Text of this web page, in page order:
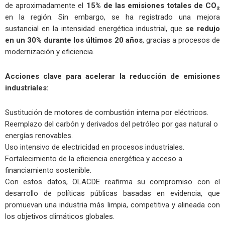
de aproximadamente el 15% de las emisiones totales de CO₂
en la región. Sin embargo, se ha registrado una mejora
sustancial en la intensidad energética industrial, que se redujo
en un 30% durante los últimos 20 años, gracias a procesos de
modernización y eficiencia.
Acciones clave para acelerar la reducción de emisiones
industriales:
Sustitución de motores de combustión interna por eléctricos.
Reemplazo del carbón y derivados del petróleo por gas natural o
energías renovables.
Uso intensivo de electricidad en procesos industriales.
Fortalecimiento de la eficiencia energética y acceso a
financiamiento sostenible.
Con estos datos, OLACDE reafirma su compromiso con el
desarrollo de políticas públicas basadas en evidencia, que
promuevan una industria más limpia, competitiva y alineada con
los objetivos climáticos globales.